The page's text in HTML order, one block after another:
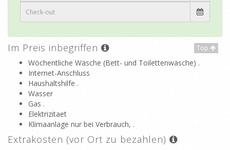
Top
Im Preis inbegriffen
Wöchentliche Wäsche (Bett- und Toilettenwäsche) .
Internet-Anschluss
Haushaltshilfe .
Wasser
Gas .
Elektrizitaet
Klimaanlage nur bei Verbrauch, .
Extrakosten (vor Ort zu bezahlen)